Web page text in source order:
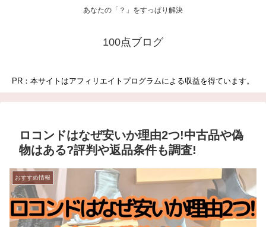
あなたの「？」をすっぱり解決
100点ブログ
PR：本サイトはアフィリエイトプログラムによる収益を得ています。
ロコンドはなぜ安いか理由2つ!中古品や偽
物はある?評判や返品条件も調査!
おすすめ情報